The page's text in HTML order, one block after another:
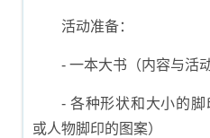
活动准备：
- 一本大书（内容与活
- 各种形状和大小的
或人物脚印的图案）